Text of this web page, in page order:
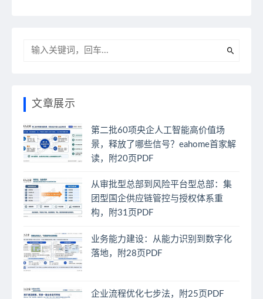
文章展示
第二批60项央企人工智能高价值场
景，释放了哪些信号？eahome首家解
读，附20页PDF
从审批型总部到风险平台型总部：集
团型国企供应链管控与授权体系重
构，附31页PDF
业务能力建设：从能力识别到数字化
落地，附28页PDF
企业流程优化七步法，附25页PDF